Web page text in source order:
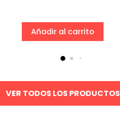
Añadir al carrito
VER TODOS LOS PRODUCTOS